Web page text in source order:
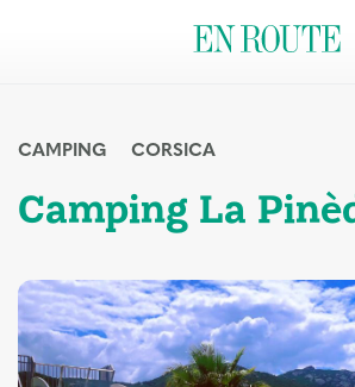
CAMPING CORSICA
Camping La